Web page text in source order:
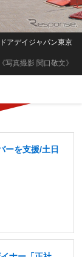
《写真撮影 関口敬文》
アデイジャパン東京
ーを支援/土日